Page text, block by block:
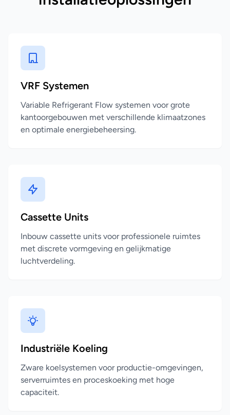
VRF Systemen
Variable Refrigerant Flow systemen voor grote
kantoorgebouwen met verschillende klimaatzones
en optimale energiebeheersing.
Cassette Units
Inbouw cassette units voor professionele ruimtes
met discrete vormgeving en gelijkmatige
luchtverdeling.
Industriële Koeling
Zware koelsystemen voor productie-omgevingen,
serverruimtes en proceskoeking met hoge
capaciteit.